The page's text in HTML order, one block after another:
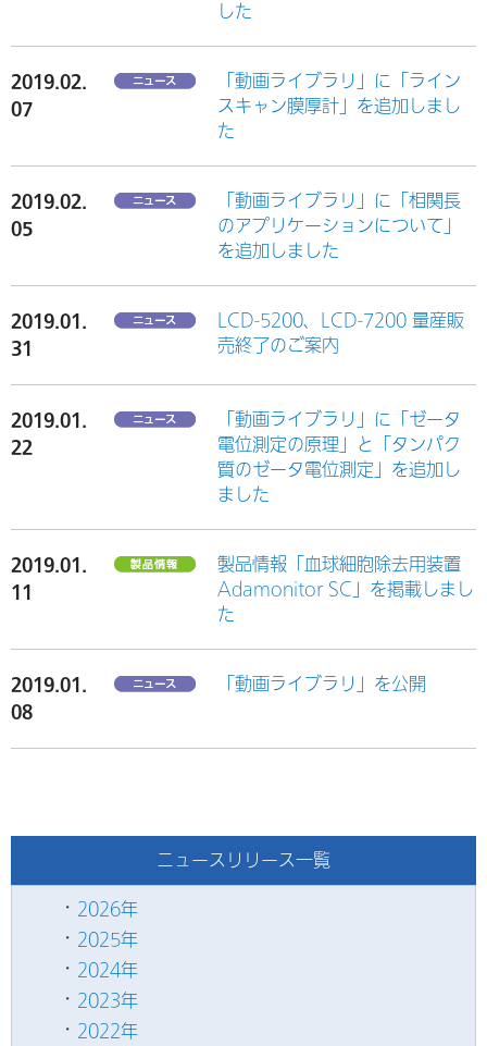
した
2019.02.
07
「動画ライブラリ」に「ライン
スキャン膜厚計」を追加しまし
た
2019.02.
05
「動画ライブラリ」に「相関長
のアプリケーションについて」
を追加しました
2019.01.
31
LCD-5200、LCD-7200 量産販
売終了のご案内
2019.01.
22
「動画ライブラリ」に「ゼータ
電位測定の原理」と「タンパク
質のゼータ電位測定」を追加し
ました
2019.01.
11
製品情報「血球細胞除去用装置
Adamonitor SC」を掲載しまし
た
2019.01.
08
「動画ライブラリ」を公開
ニュースリリース一覧
2026年
2025年
2024年
2023年
2022年